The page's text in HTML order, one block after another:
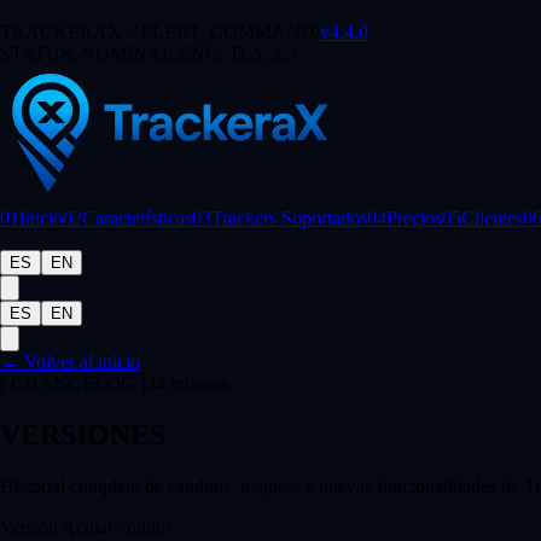
v4.4.0
01Inicio02Características03Trackers Soportados04Precios05Clientes06
ES
EN
ES EN
← Volver al inicio